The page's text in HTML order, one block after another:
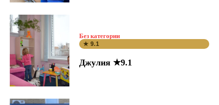
Без категории
★ 9.1
Джулия ★9.1